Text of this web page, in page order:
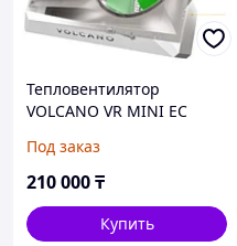
Тепловентилятор
VOLCANO VR MINI EC
Под заказ
210 000₸
Купить